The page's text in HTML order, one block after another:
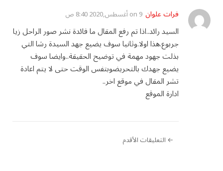
فرات علوان 9 أغسطس,2020 8:40 ص
السيد رائد..اذا تم رفع المقال ما فائدة نشر صور الراحل زيا
جربوع.هذا اولا.وثانيا سوف يضيع جهد السيدة رشا التي
بذلت جهود مهمة في توضيح الحقيقة..وايضا سوف
يضيع جهدك بالتحريضوبتفس الوقت حتى لا يتم اعادة
تشر المقال في موقع اخر..
ادارة الموقع
← التعليقات الأقدم